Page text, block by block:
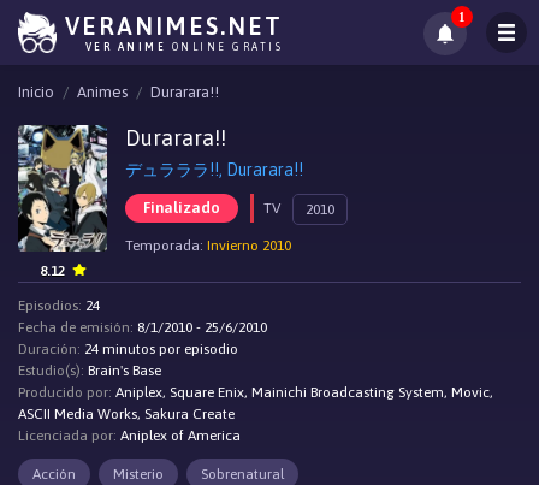
VERANIMES.NET
VER ANIME ONLINE GRATIS
1
Inicio Animes Durarara!!
Durarara!!
デュラララ!!, Durarara!!
Finalizado TV 2010
Temporada: Invierno 2010
8.12
Episodios: 24
Fecha de emisión: 8/1/2010 - 25/6/2010
Duración: 24 minutos por episodio
Estudio(s): Brain's Base
Producido por: Aniplex, Square Enix, Mainichi Broadcasting System, Movic,
ASCII Media Works, Sakura Create
Licenciada por: Aniplex of America
Acción Misterio Sobrenatural